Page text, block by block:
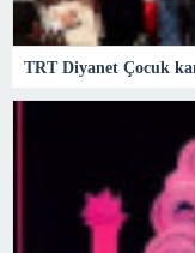
TRT Diyanet Çocuk